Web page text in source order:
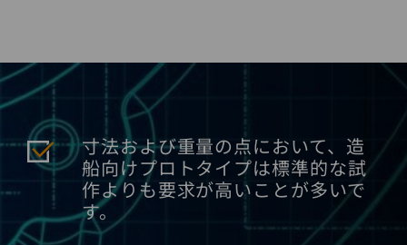
寸法および重量の点において、造
船向けプロトタイプは標準的な試
作よりも要求が高いことが多いで
す。